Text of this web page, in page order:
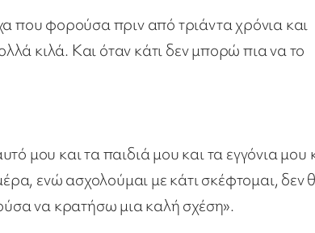
που φορούσα πριν από τριάντα χρόνια και
κιλά. Και όταν κάτι δεν μπορώ πια να το
μου και τα παιδιά μου και τα εγγόνια μου
ενώ ασχολούμαι με κάτι σκέφτομαι, δεν
να κρατήσω μια καλή σχέση».